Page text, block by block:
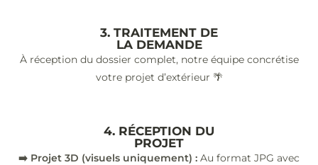
3. TRAITEMENT DE
LA DEMANDE
À réception du dossier complet, notre équipe concrétise
votre projet d’extérieur 🌴
4. RÉCEPTION DU
PROJET
➡️ Projet 3D (visuels uniquement) : Au format JPG avec